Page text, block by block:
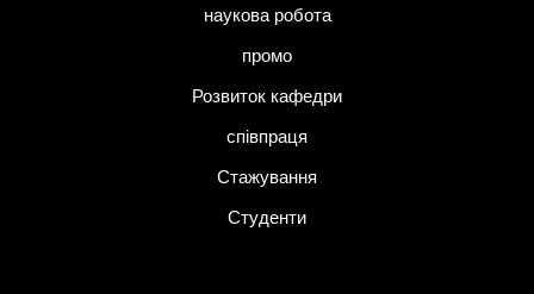
наукова робота
промо
Розвиток кафедри
співпраця
Стажування
Студенти